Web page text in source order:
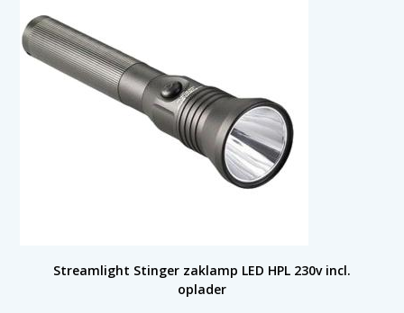
Streamlight Stinger zaklamp LED HPL 230v incl.
oplader